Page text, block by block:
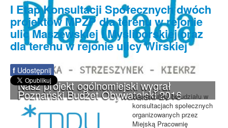
Nasz projekt ogólnomiejski wygrał
Poznański Budżet Obywatelski 2016
I Etap Konsultacji Społecznych dwóch
projektów MPZP dla terenu w rejonie
ulic Maszewskiej i Myśliborskiej oraz
dla terenu w rejonie ulicy Wirskiej
f Udostępnij
Zapraszamy do udziału w
konsultacjach społecznych
organizowanych przez
Miejską Pracownię